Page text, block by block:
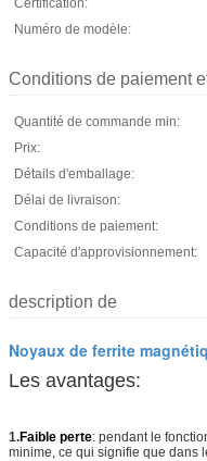
Certification:
Numéro de modèle:
Conditions de paiement
Quantité de commande min:
Prix:
Détails d'emballage:
Délai de livraison:
Conditions de paiement:
Capacité d'approvisionnement:
description de
Noyaux de ferrite
Les avantages:
1.Faible perte: pendant le
minime, ce qui signifie que dans